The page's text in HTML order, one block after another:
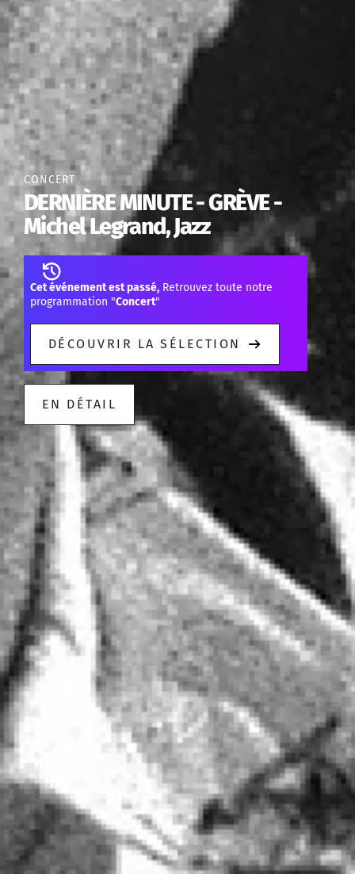
CONCERT
DERNIÈRE MINUTE - GRÈVE -
Michel Legrand, Jazz
Cet événement est passé, Retrouvez toute notre
programmation "Concert"
DÉCOUVRIR LA SÉLECTION
EN DÉTAIL